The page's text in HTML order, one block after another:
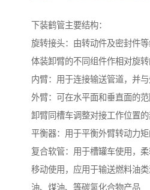
下装鹤管主要结构：
旋转接头：由转动件及密封件
体装卸臂的不同组件作相对旋
内臂：用于连接输送管道，并
外臂：可在水平面和垂直面的
卸臂同槽车调整对接工作位置
平衡器：用于平衡外臂转动力
复合软管：用于槽罐车使用，
移动使用，应用于输送燃料油
油、煤油、等碳氢化合物产品